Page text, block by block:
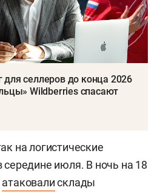
для селлеров до конца 2026
Wildberries спасают
на логистические
июля. В ночь на 18
атаковалисклады